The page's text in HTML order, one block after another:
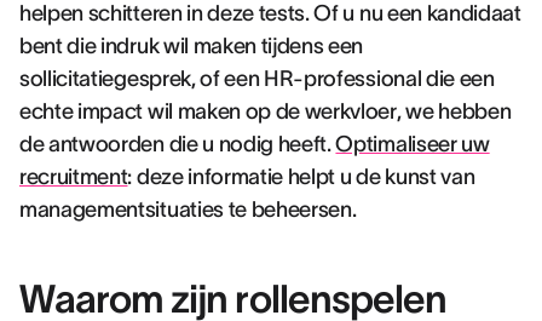
helpen schitteren in deze tests. Of u nu een kandidaat
bent die indruk wil maken tijdens een
sollicitatiegesprek, of een HR-professional die een
echte impact wil maken op de werkvloer, we hebben
de antwoorden die u nodig heeft.Optimaliseer uw
recruitment: deze informatie helpt u de kunst van
managementsituaties te beheersen.
Waarom zijn rollenspelen